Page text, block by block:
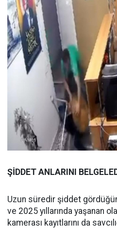
ŞİDDET ANLARINI
Uzun süredir şiddet
ve 2025 yıllarında yaşanan
kamerası kayıtlarını da